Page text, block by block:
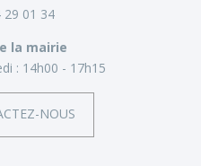
29 01 34
la mairie
: 14h00 - 17h15
NOUS